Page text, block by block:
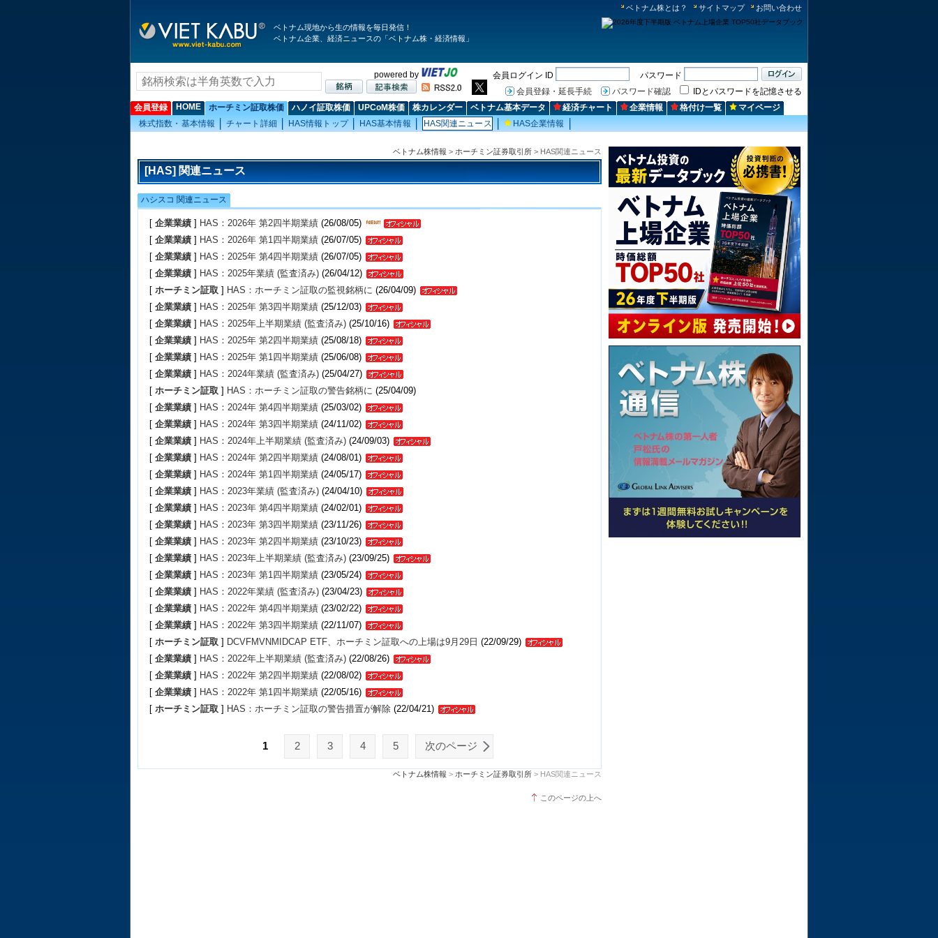
ベトナム株とは？ サイトマップ お問い合わせ
ベトナム現地から生の情報を毎日発信！
ベトナム企業、経済ニュースの「ベトナム株・経済情報」
powered by 会員ログイン ID
パスワード
会員登録・延長手続
パスワード確認
IDとパスワードを記憶させる
会員登録
HOME ホーチミン証取株価 ハノイ証取株価 UPCoM株価 株カレンダー ベトナム基本データ 経済チャート 企業情報 格付け一覧
マイページ
株式指数・基本情報
チャート詳細 HAS情報トップ HAS基本情報 HAS関連ニュース HAS企業情報
ベトナム株情報 > ホーチミン証券取引所 > HAS関連ニュース
[HAS] 関連ニュース
ハシスコ 関連ニュース
[ 企業業績 ] HAS：2026年 第2四半期業績 (26/08/05)
[ 企業業績 ] HAS：2026年 第1四半期業績 (26/07/05)
[ 企業業績 ] HAS：2025年 第4四半期業績 (26/07/05)
[ 企業業績 ] HAS：2025年業績 (監査済み) (26/04/12)
[ ホーチミン証取 ] HAS：ホーチミン証取の監視銘柄に (26/04/09)
[ 企業業績 ] HAS：2025年 第3四半期業績 (25/12/03)
[ 企業業績 ] HAS：2025年上半期業績 (監査済み) (25/10/16)
[ 企業業績 ] HAS：2025年 第2四半期業績 (25/08/18)
[ 企業業績 ] HAS：2025年 第1四半期業績 (25/06/08)
[ 企業業績 ] HAS：2024年業績 (監査済み) (25/04/27)
[ ホーチミン証取 ] HAS：ホーチミン証取の警告銘柄に (25/04/09)
[ 企業業績 ] HAS：2024年 第4四半期業績 (25/03/02)
[ 企業業績 ] HAS：2024年 第3四半期業績 (24/11/02)
[ 企業業績 ] HAS：2024年上半期業績 (監査済み) (24/09/03)
[ 企業業績 ] HAS：2024年 第2四半期業績 (24/08/01)
[ 企業業績 ] HAS：2024年 第1四半期業績 (24/05/17)
[ 企業業績 ] HAS：2023年業績 (監査済み) (24/04/10)
[ 企業業績 ] HAS：2023年 第4四半期業績 (24/02/01)
[ 企業業績 ] HAS：2023年 第3四半期業績 (23/11/26)
[ 企業業績 ] HAS：2023年 第2四半期業績 (23/10/23)
[ 企業業績 ] HAS：2023年上半期業績 (監査済み) (23/09/25)
[ 企業業績 ] HAS：2023年 第1四半期業績 (23/05/24)
[ 企業業績 ] HAS：2022年業績 (監査済み) (23/04/23)
[ 企業業績 ] HAS：2022年 第4四半期業績 (23/02/22)
[ 企業業績 ] HAS：2022年 第3四半期業績 (22/11/07)
[ ホーチミン証取 ] DCVFMVNMIDCAP ETF、ホーチミン証取への上場は9月29日 (22/09/29)
[ 企業業績 ] HAS：2022年上半期業績 (監査済み) (22/08/26)
[ 企業業績 ] HAS：2022年 第2四半期業績 (22/08/02)
[ 企業業績 ] HAS：2022年 第1四半期業績 (22/05/16)
[ ホーチミン証取 ] HAS：ホーチミン証取の警告措置が解除 (22/04/21)
1 2 3 4 5 次のページ
ベトナム株情報 > ホーチミン証券取引所 > HAS関連ニュース
このページの上へ